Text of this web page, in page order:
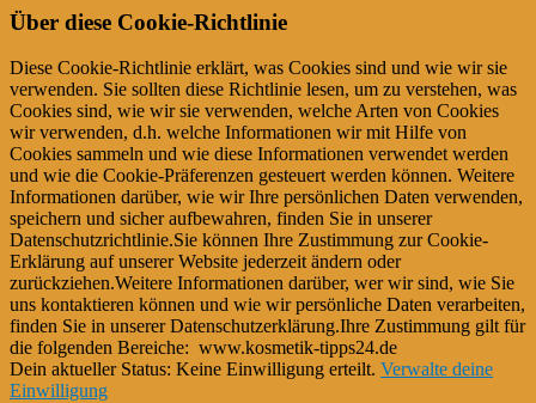
Über diese Cookie-Richtlinie
Diese Cookie-Richtlinie erklärt, was Cookies sind und wie wir sie
verwenden. Sie sollten diese Richtlinie lesen, um zu verstehen, was
Cookies sind, wie wir sie verwenden, welche Arten von Cookies
wir verwenden, d.h. welche Informationen wir mit Hilfe von
Cookies sammeln und wie diese Informationen verwendet werden
und wie die Cookie-Präferenzen gesteuert werden können. Weitere
Informationen darüber, wie wir Ihre persönlichen Daten verwenden,
speichern und sicher aufbewahren, finden Sie in unserer
Datenschutzrichtlinie.Sie können Ihre Zustimmung zur Cookie-
Erklärung auf unserer Website jederzeit ändern oder
zurückziehen.Weitere Informationen darüber, wer wir sind, wie Sie
uns kontaktieren können und wie wir persönliche Daten verarbeiten,
finden Sie in unserer Datenschutzerklärung.Ihre Zustimmung gilt für
die folgenden Bereiche: www.kosmetik-tipps24.de
Dein aktueller Status: Keine Einwilligung erteilt. Verwalte deine
Einwilligung